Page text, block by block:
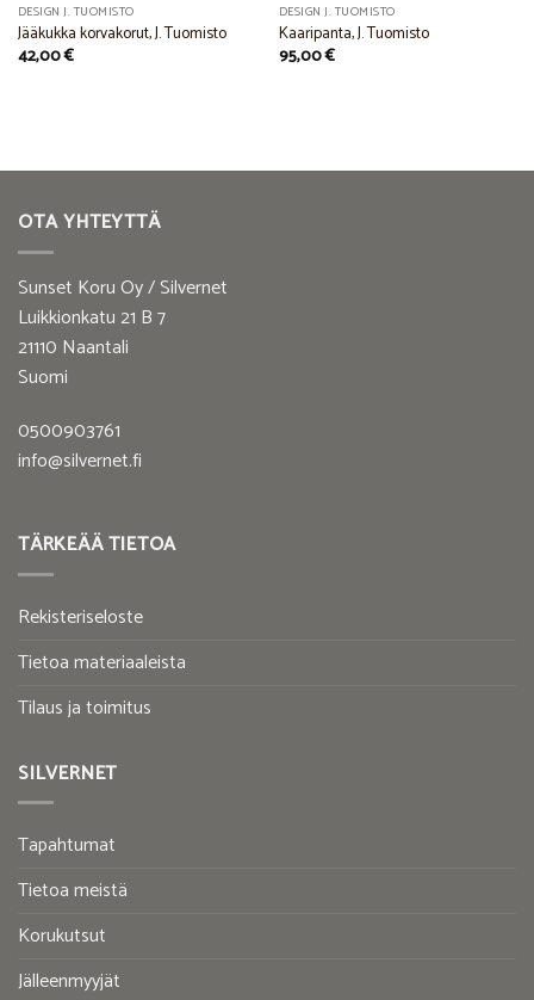
DESIGN J. TUOMISTO
Jääkukka korvakorut, J. Tuomisto
42,00€
DESIGN J. TUOMISTO
Kaaripanta, J. Tuomisto
95,00€
OTA YHTEYTTÄ
Sunset Koru Oy / Silvernet
Luikkionkatu 21 B 7
21110 Naantali
Suomi
0500903761
info@silvernet.fi
TÄRKEÄÄ TIETOA
Rekisteriseloste
Tietoa materiaaleista
Tilaus ja toimitus
SILVERNET
Tapahtumat
Tietoa meistä
Korukutsut
Jälleenmyyjät